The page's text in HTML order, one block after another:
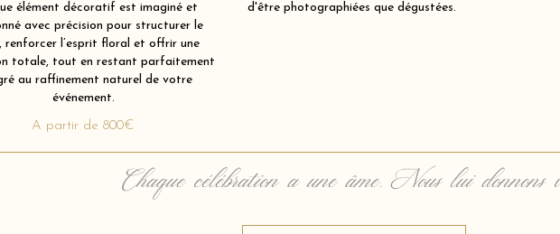
élément décoratif est imaginé et
avec précision pour structurer le
renforcer l’esprit floral et offrir une
totale, tout en restant parfaitement
au raffinement naturel de votre
événement.
d'être photographiées que dégustées.
A partir de 800€
Chaque célébration a une âme. Nous lui donnons